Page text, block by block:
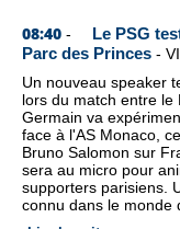
08:40 -
Le PSG
Parc des Princes -
Un nouveau speaker
lors du match entre le
Germain va
face à l'AS Monaco,
Bruno Salomon sur
sera au micro pour
supporters parisiens.
connu dans le monde